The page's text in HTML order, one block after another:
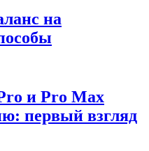
на
и Pro Max
первый взгляд